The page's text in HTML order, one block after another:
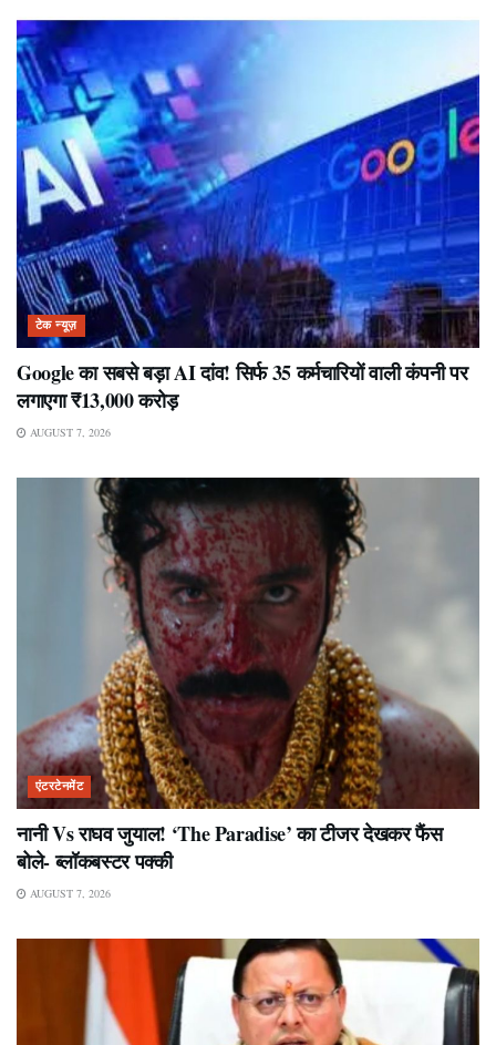
टेक न्यूज़
Google का सबसे बड़ा AI दांव! सिर्फ 35 कर्मचारियों वाली कंपनी पर
लगाएगा ₹13,000 करोड़
AUGUST 7, 2026
एंटरटेनमेंट
नानी Vs राघव जुयाल! ‘The Paradise’ का टीजर देखकर फैंस
बोले- ब्लॉकबस्टर पक्की
AUGUST 7, 2026